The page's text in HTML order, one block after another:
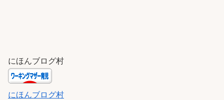
にほんブログ村
にほんブログ村